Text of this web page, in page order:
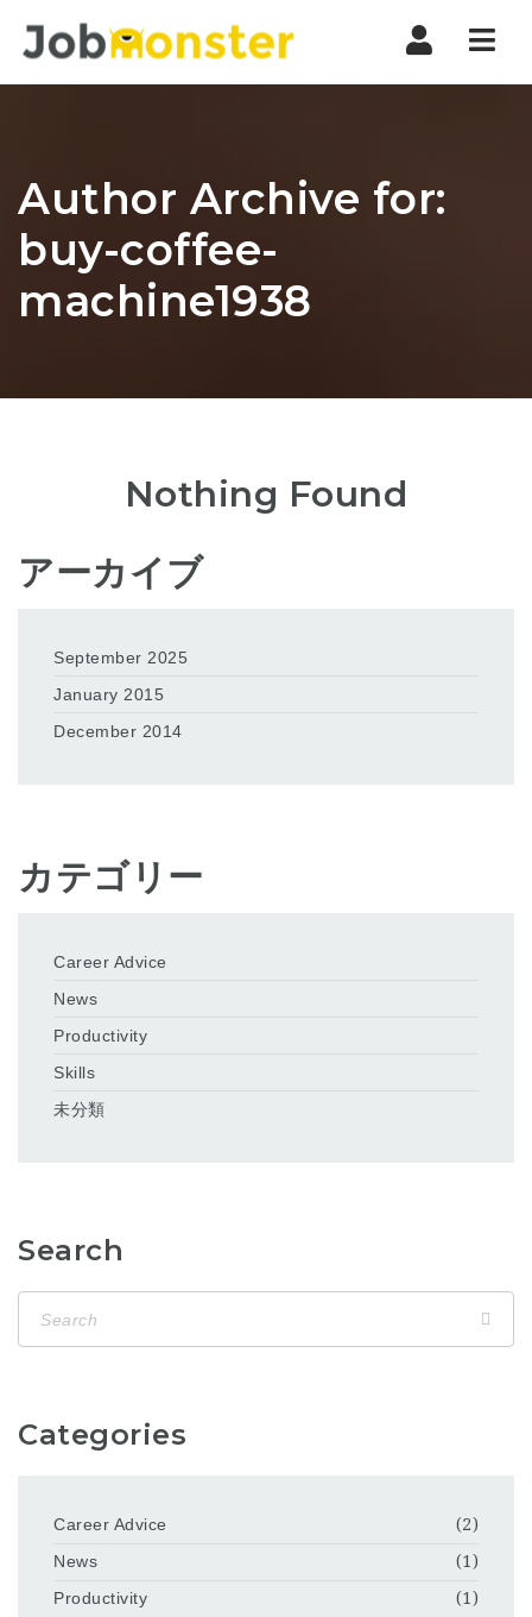
Author Archive for:
buy-coffee-
machine1938
Nothing Found
アーカイブ
September 2025
January 2015
December 2014
カテゴリー
Career Advice
News
Productivity
Skills
未分類
Search
Categories
Career Advice
(2)
News
(1)
Productivity
(1)